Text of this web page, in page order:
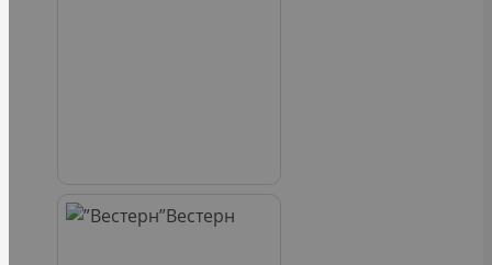
Вестерн